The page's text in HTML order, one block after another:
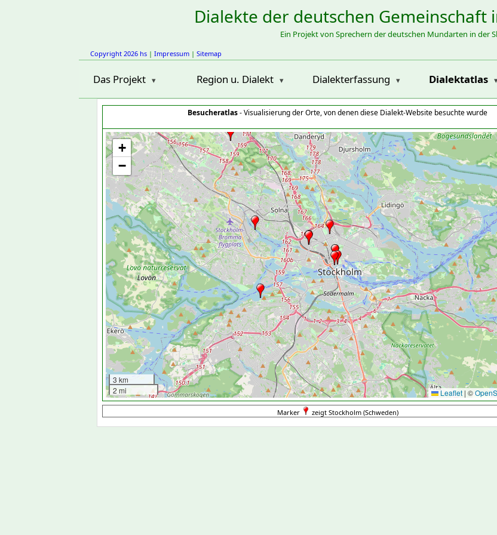
Dialekte der deutschen Gemeinschaft
Ein Projekt von Sprechern der deutschen Mundarten in der
Copyright 2026 hs | Impressum | Sitemap
Das Projekt Region u. Dialekt Dialekterfassung Dialektatlas
Besucheratlas- Visualisierung der Orte, von denen diese Dialekt-Website besuchte wurde
+
−
3 km
2 mi
Leaflet | ©
Marker zeigt Stockholm (Schweden)